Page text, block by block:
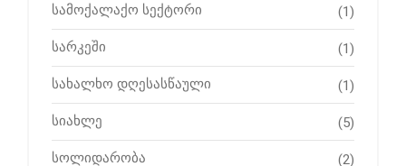
სამოქალაქო სექტორი (1)
სარკეში (1)
სახალხო დღესასწაული (1)
სიახლე (5)
სოლიდარობა (2)